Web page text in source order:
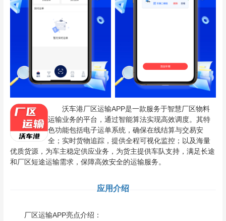
沃车港厂区运输APP是一款服务于智慧厂区物料
运输业务的平台，通过智能算法实现高效调度。其特
色功能包括电子运单系统，确保在线结算与交易安
全；实时货物追踪，提供全程可视化监控；以及海量
优质货源，为车主稳定供应业务，为货主提供车队支持，满足长途
和厂区短途运输需求，保障高效安全的运输服务。
应用介绍
厂区运输APP亮点介绍：